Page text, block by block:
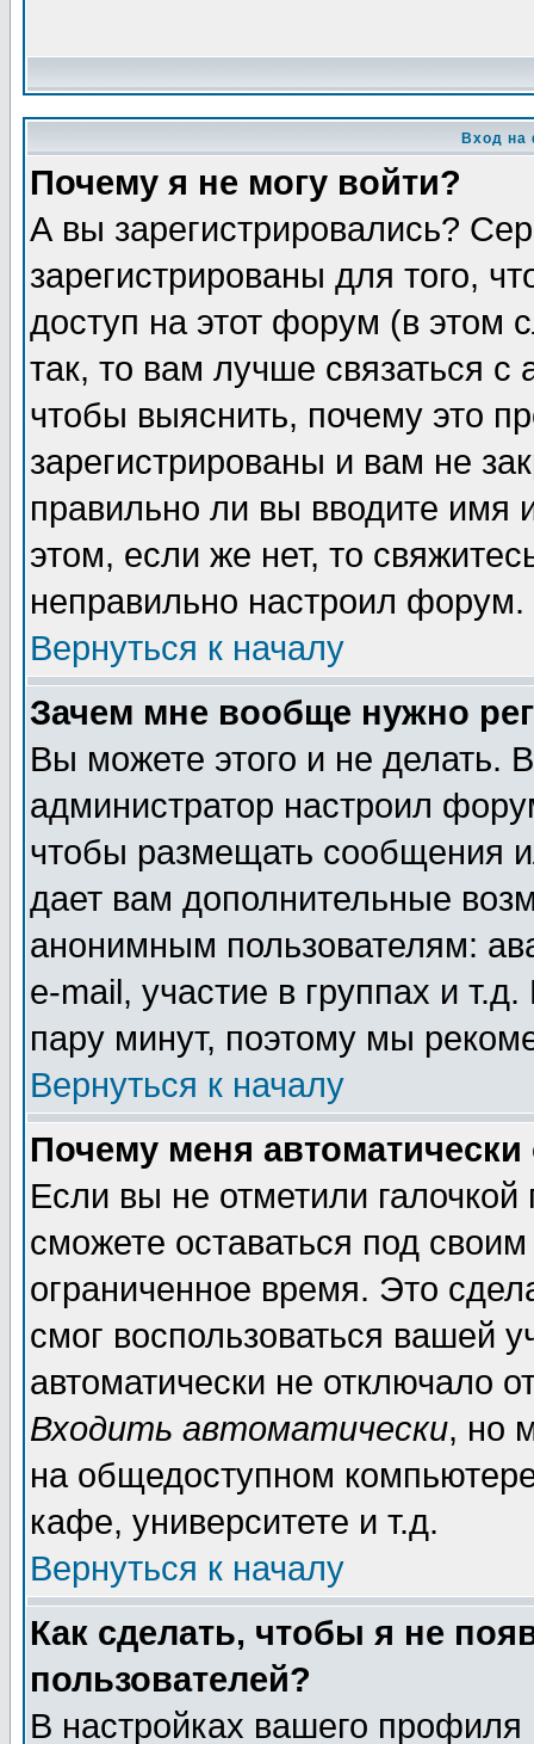
Вход на
Почему я не могу войти?
А вы зарегистрировались?
зарегистрированы для того,
доступ на этот форум (в этом
так, то вам лучше связаться
чтобы выяснить, почему это
зарегистрированы и вам не
правильно ли вы вводите
этом, если же нет, то
неправильно настроил форум.
Вернуться к началу
Зачем мне вообще нужно
Вы можете этого и не делать.
администратор настроил
чтобы размещать сообщения
дает вам дополнительные
анонимным пользователям:
e-mail, участие в группах и
пару минут, поэтому мы
Вернуться к началу
Почему меня автоматически
Если вы не отметили галочкой
сможете оставаться под
ограниченное время. Это
смог воспользоваться вашей
автоматически не отключало
Входить автоматически, но
на общедоступном
кафе, университете и т.д.
Вернуться к началу
Как сделать, чтобы я не
пользователей?
В настройках вашего